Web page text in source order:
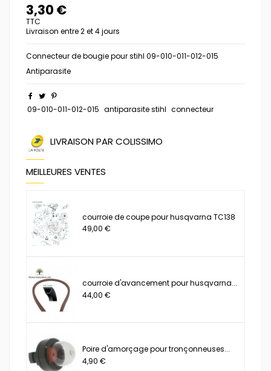
3,30 €
TTC
Livraison entre 2 et 4 jours
Connecteur de bougie pour stihl 09-010-011-012-015
Antiparasite
09-010-011-012-015 antiparasite stihl connecteur
LIVRAISON PAR COLISSIMO
MEILLEURES VENTES
courroie de coupe pour husqvarna TC138
49,00 €
courroie d'avancement pour husqvarna...
44,00 €
Poire d'amorçage pour tronçonneuses...
4,90 €